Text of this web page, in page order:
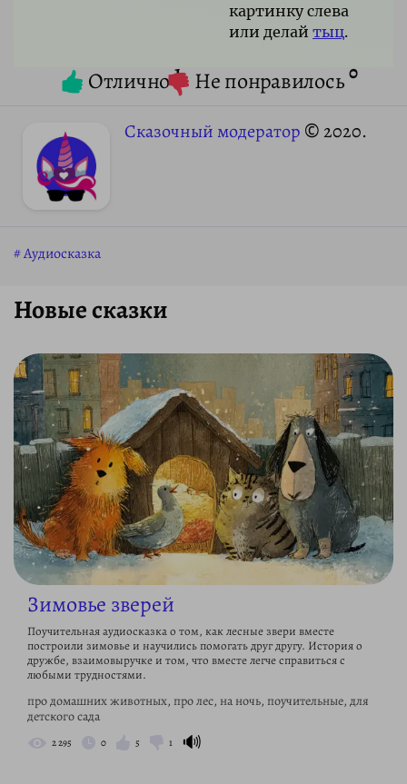
картинку слева
или делай тыц.
Отлично1 Не понравилось0
Сказочный модератор © 2020.
Аудиосказка
Новые сказки
Зимовье зверей
Поучительная аудиосказка о том, как лесные звери вместе
построили зимовье и научились помогать друг другу. История о
дружбе, взаимовыручке и том, что вместе легче справиться с
любыми трудностями.
про домашних животных, про лес, на ночь, поучительные, для
детского сада
2 295 0 5 1 🔊